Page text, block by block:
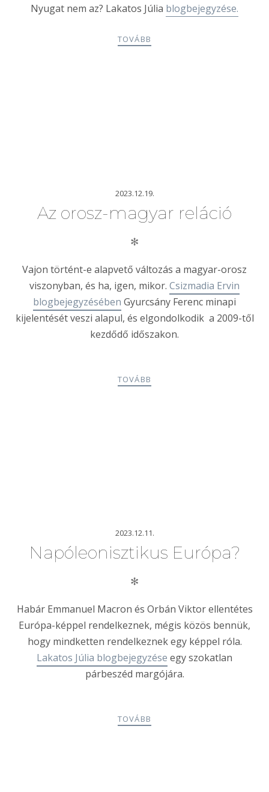
Nyugat nem az? Lakatos Júlia blogbejegyzése.
TOVÁBB
2023.12.19.
Az orosz-magyar reláció
✻
Vajon történt-e alapvető változás a magyar-orosz
viszonyban, és ha, igen, mikor. Csizmadia Ervin
blogbejegyzésében Gyurcsány Ferenc minapi
kijelentését veszi alapul, és elgondolkodik a 2009-től
kezdődő időszakon.
TOVÁBB
2023.12.11.
Napóleonisztikus Európa?
✻
Habár Emmanuel Macron és Orbán Viktor ellentétes
Európa-képpel rendelkeznek, mégis közös bennük,
hogy mindketten rendelkeznek egy képpel róla.
Lakatos Júlia blogbejegyzése egy szokatlan
párbeszéd margójára.
TOVÁBB